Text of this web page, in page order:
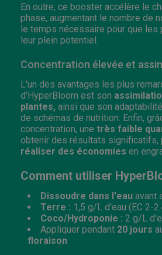
En outre, ce booster accélère le
phase, augmentant le nombre de
le temps nécessaire pour que les
leur plein potentiel.
Concentration élevée et
L'un des avantages les plus
d'HyperBloom est son
plantes, ainsi que son
de schémas de nutrition. Enfin,
concentration, une très faible
obtenir des résultats significatifs,
réaliser des économies en
Comment utiliser
Dissoudre dans l'eau avant
Terre : 1,5 g/L d'eau (EC 2-
Coco/Hydroponie : 2 g/L
Appliquer pendant 20 jours
floraison